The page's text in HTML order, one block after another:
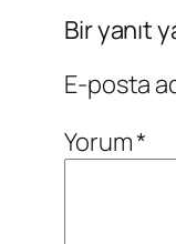
Bir yanıt
E-posta
Yorum*